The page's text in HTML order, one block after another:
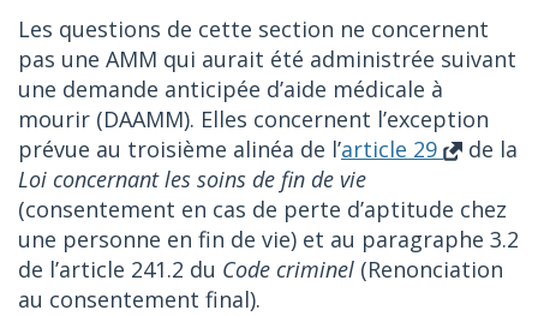
Les questions de cette section ne concernent
pas une AMM qui aurait été administrée suivant
une demande anticipée d’aide médicale à
mourir (DAAMM). Elles concernent l’exception
prévue au troisième alinéa de l’article 29
de la
Loi concernant les soins de fin de vie
(consentement en cas de perte d’aptitude chez
une personne en fin de vie) et au paragraphe 3.2
de l’article 241.2 du Code criminel (Renonciation
au consentement final).